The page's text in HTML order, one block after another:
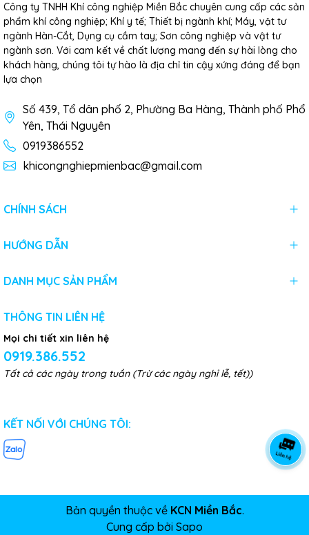
Công ty TNHH Khí công nghiệp Miền Bắc chuyên cung cấp các sản
phẩm khí công nghiệp; Khí y tế; Thiết bị ngành khí; Máy, vật tư
ngành Hàn-Cắt, Dụng cụ cầm tay; Sơn công nghiệp và vật tư
ngành sơn. Với cam kết về chất lượng mang đến sự hài lòng cho
khách hàng, chúng tôi tự hào là địa chỉ tin cậy xứng đáng để bạn
lựa chọn
Số 439, Tổ dân phố 2, Phường Ba Hàng, Thành phố Phổ
Yên, Thái Nguyên
0919386552
khicongnghiepmienbac@gmail.com
CHÍNH SÁCH
HƯỚNG DẪN
DANH MỤC SẢN PHẨM
THÔNG TIN LIÊN HỆ
Mọi chi tiết xin liên hệ
0919.386.552
Tất cả các ngày trong tuần (Trừ các ngày nghỉ lễ, tết))
KẾT NỐI VỚI CHÚNG TÔI:
Bản quyền thuộc về KCN Miền Bắc.
Cung cấp bởi Sapo